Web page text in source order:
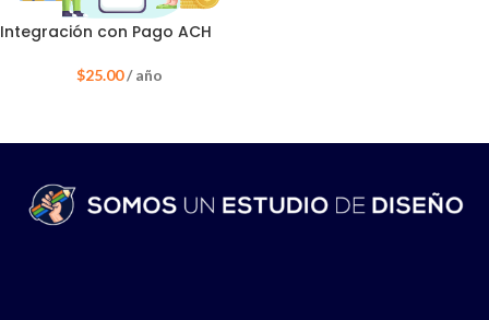
Integración con Pago ACH
$25.00/ año